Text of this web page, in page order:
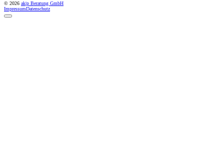
© 2026 ak|p Beratung GmbH
ImpressumDatenschutz